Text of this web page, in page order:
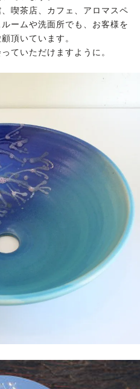
喫茶店、カフェ、アロマスペ
ームや洗面所でも、お客様を
頂いています。
ていただけますように。